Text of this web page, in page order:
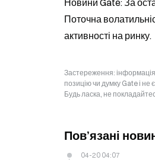
Новини Gate: За
Поточна
активності на ринку.
Застереження:
позицію чи думку Gate і
Будь ласка, не
Пов’язані
04-20 04:07